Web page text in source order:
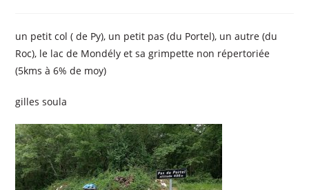
un petit col ( de Py), un petit pas (du Portel), un autre (du
Roc), le lac de Mondély et sa grimpette non répertoriée
(5kms à 6% de moy)
gilles soula